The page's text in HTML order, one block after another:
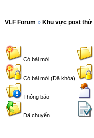
VLF Forum » Khu vực post thử
Có bài mới
Có bài mới (Đã khóa)
Thông báo
Đã chuyển